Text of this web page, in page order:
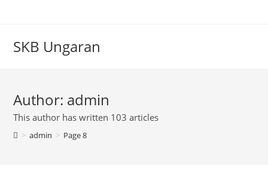
SKB Ungaran
Author: admin
This author has written 103 articles
> admin > Page 8